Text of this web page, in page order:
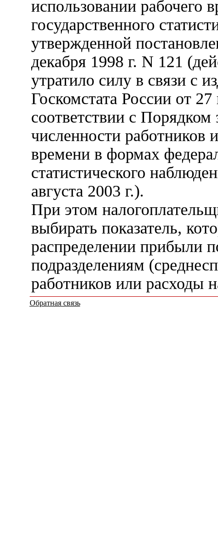
использовании рабочего
государственного
утвержденной
декабря 1998 г. N 121
утратило силу в связи с
Госкомстата России от
соответствии с Порядком
численности работников
времени в формах
статистического
августа 2003 г.).
При этом
выбирать показатель,
распределении прибыли
подразделениям
работников или расходы
Обратная связь